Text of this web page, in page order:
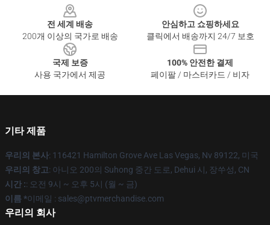
전 세계 배송
200개 이상의 국가로 배송
안심하고 쇼핑하세요
클릭에서 배송까지 24/7 보호
국제 보증
사용 국가에서 제공
100% 안전한 결제
페이팔 / 마스터카드 / 비자
기타 제품
우리의 본사: 116421 Hamilton Grove Ave Las Vegas, Nv 89122, 미국
우리의 창고: 아니오 200의 Suhong 중간 도로, Dehui 시, 장쑤성, CN
시간 :: 오전 9시 ~ 오후 5시 (월 ~ 금)
이름 *이메일 : sales@ptvmerchandise.com
우리의 회사